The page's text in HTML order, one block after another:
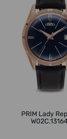
PRIM Lady